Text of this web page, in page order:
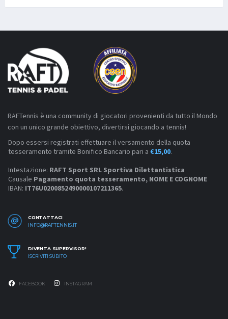
RAFTennis è una community di giocatori provenienti da tutto il Mondo
con un unico grande obiettivo, divertirsi giocando a tennis!
Dopo essersi registrati effettuare il versamento della quota
tesseramento tramite Bonifico Bancario pari a €15,00.
Intestazione: RAFT Sport SRL Sportiva Dilettantistica
Causale Pagamento quota tesseramento, NOME E COGNOME
IBAN: IT76U0200852490000107211365.
CONTATTACI
INFO@RAFTENNIS.IT
DIVENTA SUPERVISOR!
ISCRIVITI SUBITO
FACEBOOK INSTAGRAM